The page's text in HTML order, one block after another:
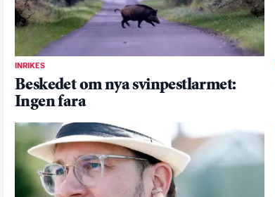
INRIKES
Beskedet om nya svinpestlarmet:
Ingen fara